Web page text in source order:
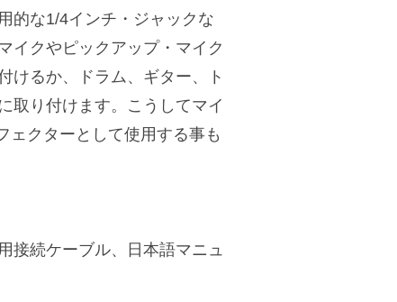
的な1/4インチ・ジャックな
イクやピックアップ・マイク
けるか、ドラム、ギター、ト
取り付けます。こうしてマイ
ェクターとして使用する事も
接続ケーブル、日本語マニュ